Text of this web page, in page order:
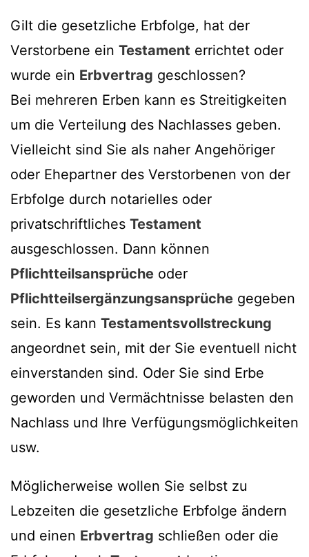
Gilt die gesetzliche Erbfolge, hat der
Verstorbene ein Testament errichtet oder
wurde ein Erbvertrag geschlossen?
Bei mehreren Erben kann es Streitigkeiten
um die Verteilung des Nachlasses geben.
Vielleicht sind Sie als naher Angehöriger
oder Ehepartner des Verstorbenen von der
Erbfolge durch notarielles oder
privatschriftliches Testament
ausgeschlossen. Dann können
Pflichtteilsansprüche oder
Pflichtteilsergänzungsansprüche gegeben
sein. Es kann Testamentsvollstreckung
angeordnet sein, mit der Sie eventuell nicht
einverstanden sind. Oder Sie sind Erbe
geworden und Vermächtnisse belasten den
Nachlass und Ihre Verfügungsmöglichkeiten
usw.
Möglicherweise wollen Sie selbst zu
Lebzeiten die gesetzliche Erbfolge ändern
und einen Erbvertrag schließen oder die